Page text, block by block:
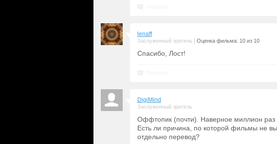
lenaff
Заслуженный зритель Оценка фильма: 10 из 10
Спасибо, Лост!
DigiMind
Заслуженный зритель
Оффтопик (почти). Наверное миллион раз
Есть ли причина, по которой фильмы не
отдельно перевод?